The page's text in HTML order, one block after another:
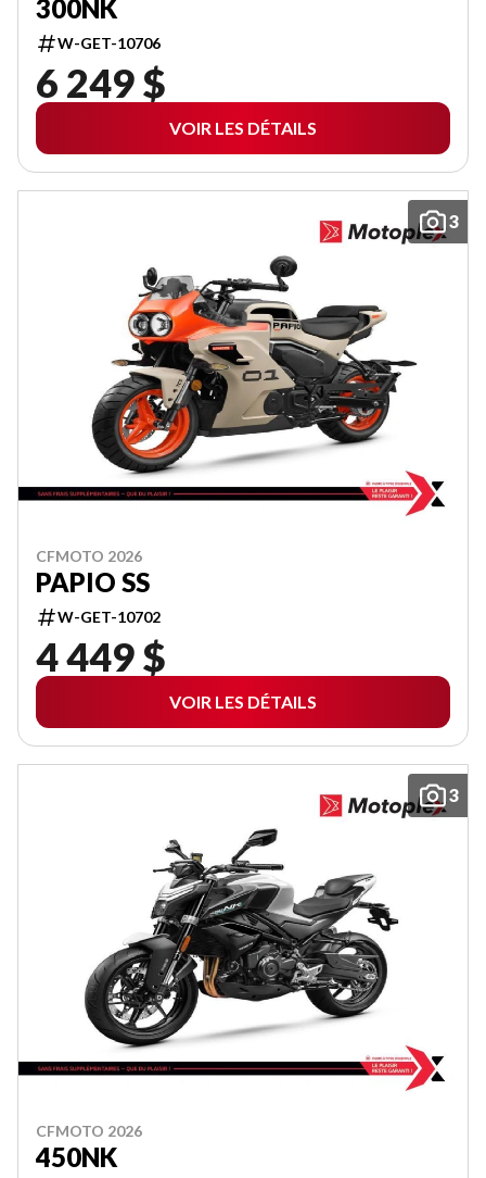
300NK
W-GET-10706
6 249 $
VOIR LES DÉTAILS
3
CFMOTO 2026
PAPIO SS
W-GET-10702
4 449 $
VOIR LES DÉTAILS
3
CFMOTO 2026
450NK